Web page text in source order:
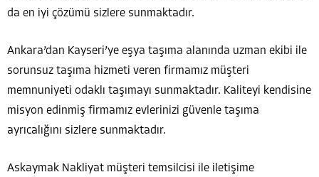
da en iyi çözümü sizlere sunmaktadır.
Ankara’dan Kayseri’ye eşya taşıma alanında uzman ekibi ile
sorunsuz taşıma hizmeti veren firmamız müşteri
memnuniyeti odaklı taşımayı sunmaktadır. Kaliteyi kendisine
misyon edinmiş firmamız evlerinizi güvenle taşıma
ayrıcalığını sizlere sunmaktadır.
Askaymak Nakliyat müşteri temsilcisi ile iletişime